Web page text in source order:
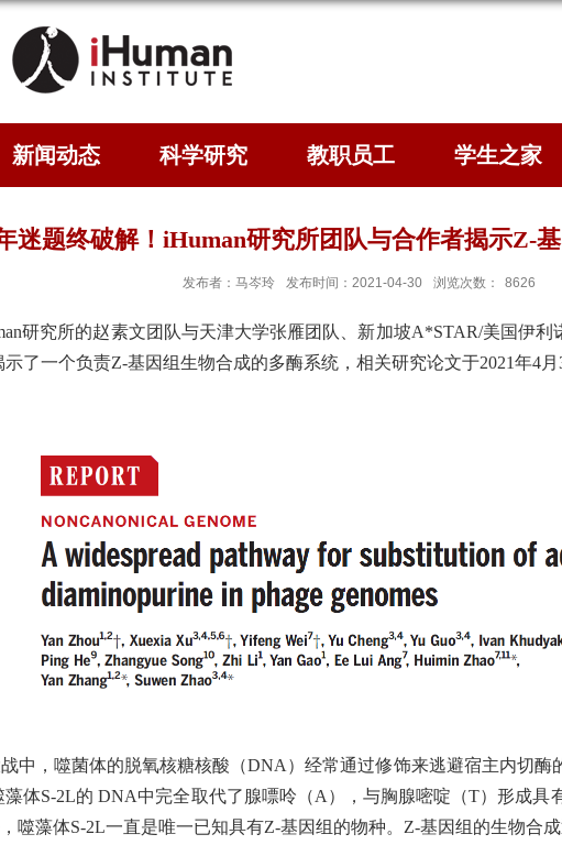
新闻动态 科学研究 教职员工 学生之家
迷题终破解！iHuman研究所团队与合作者揭示Z-
发布者：马岑玲 发布时间：2021-04-30 浏览次数： 8626
研究所的赵素文团队与天津大学张雁团队、新加坡A*STAR/美国伊
示了一个负责Z-基因组生物合成的多酶系统，相关研究论文于2021年4
中，噬菌体的脱氧核糖核酸（DNA）经常通过修饰来逃避宿主内切酶
体S-2L的 DNA中完全取代了腺嘌呤（A），与胸腺嘧啶（T）形成具
噬藻体S-2L一直是唯一已知具有Z-基因组的物种。Z-基因组的生物合